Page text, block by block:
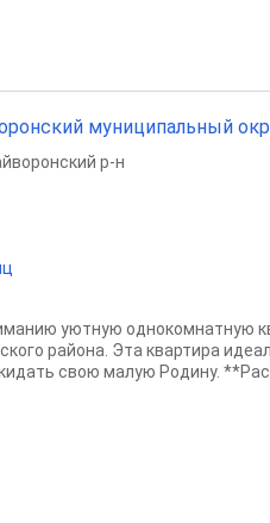
муниципальный
р-н
уютную однокомнатную
района. Эта квартира
свою малую Родину.